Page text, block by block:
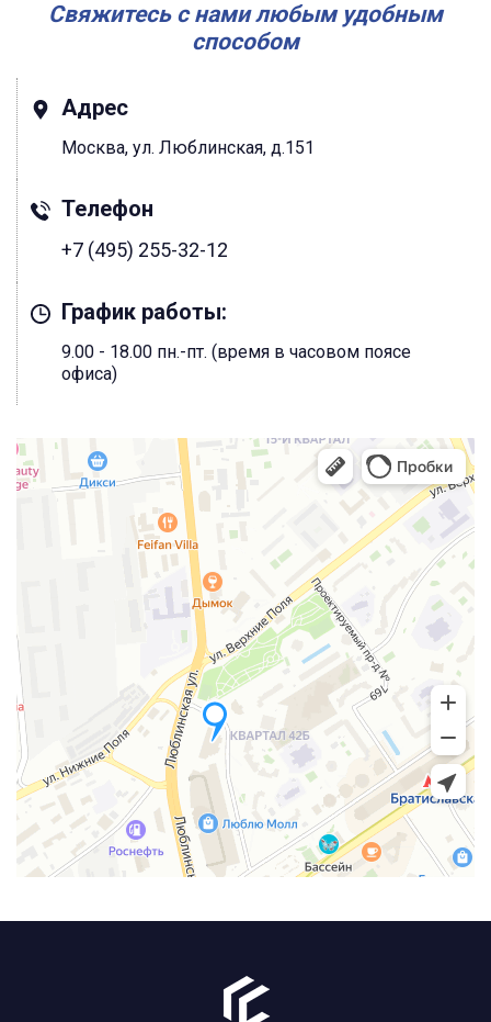
Свяжитесь с нами любым удобным
способом
Адрес
Москва, ул. Люблинская, д.151
Телефон
+7 (495) 255-32-12
График работы:
9.00 - 18.00 пн.-пт. (время в часовом поясе
офиса)